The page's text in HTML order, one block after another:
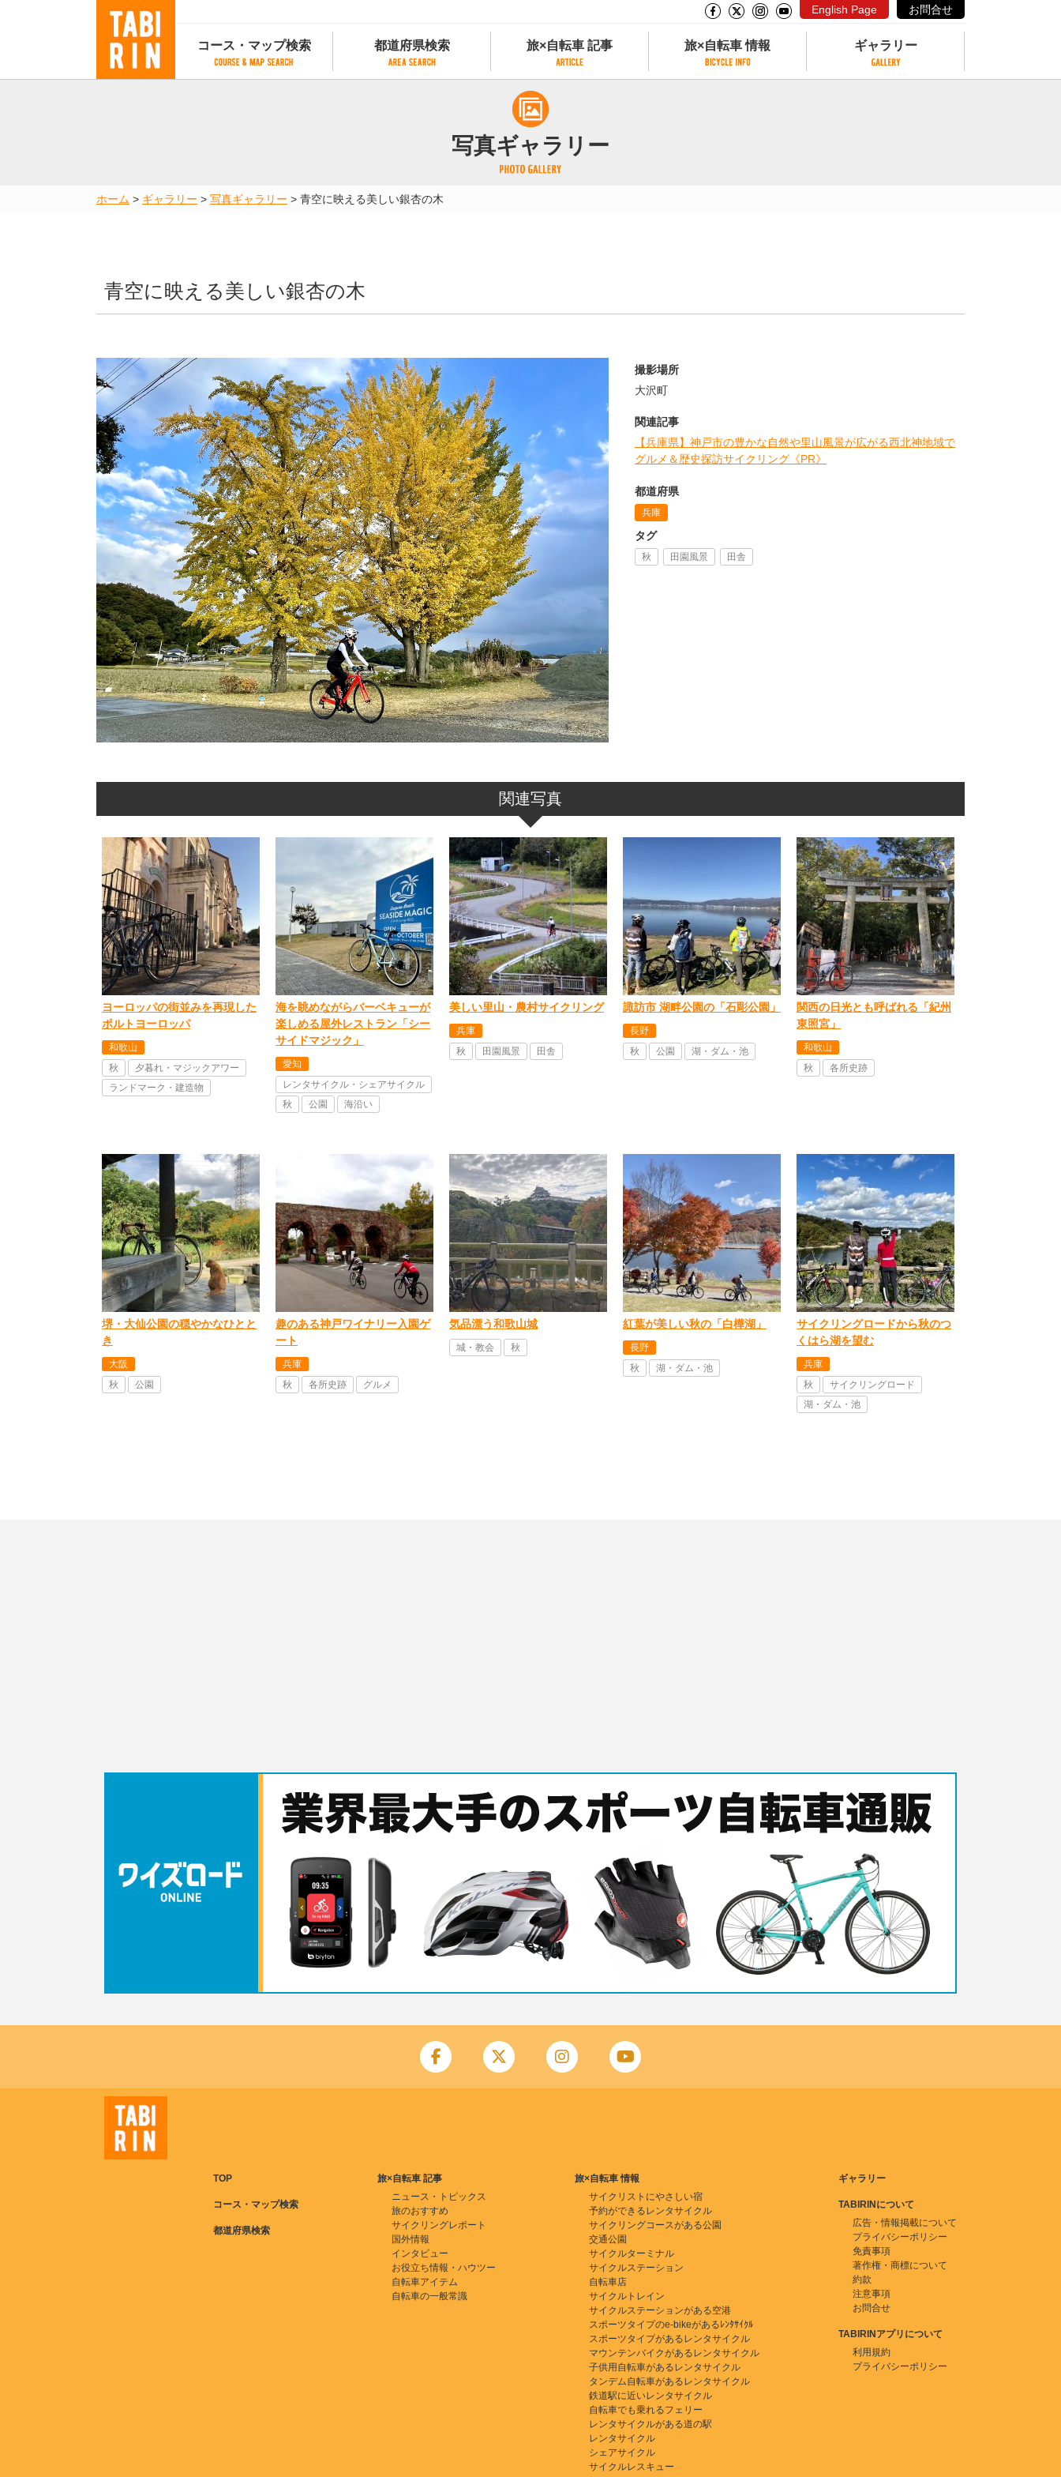
English Page お問合せ
コース・マップ検索
地図から検索
都道府県検索
都道府県別サイクリング情報
旅×自転車 記事
旅×自転車 記事
記事一覧
カテゴリから探す
旅×自転車 情報
サイクリストにやさしい宿
サイクルトレイン
ギャラリー
写真ギャラリー
ホーム > ギャラリー > 写真ギャラリー > 青空に映える美しい銀杏の木
青空に映える美しい銀杏の木
撮影場所
大沢町
関連記事
【兵庫県】神戸市の豊かな自然や里山風景が広がる西北神地域で
グルメ＆歴史探訪サイクリング《PR》
都道府県
兵庫
タグ
秋 田園風景 田舎
関連写真
ヨーロッパの街並みを再現した
ポルトヨーロッパ
和歌山
秋
夕暮れ・マジックアワー
ランドマーク・建造物
海を眺めながらバーベキューが
楽しめる屋外レストラン「シー
サイドマジック」
愛知
レンタサイクル・シェアサイクル
秋
公園 海沿い
美しい里山・農村サイクリング
兵庫
秋
田園風景 田舎
諏訪市 湖畔公園の「石彫公園」
長野
秋
公園 湖・ダム・池
関西の日光とも呼ばれる「紀州
東照宮」
和歌山
秋
各所史跡
堺・大仙公園の穏やかなひとと
き
大阪
秋
公園
趣のある神戸ワイナリー入園ゲ
ート
兵庫
秋
各所史跡 グルメ
気品漂う和歌山城
城・教会 秋
紅葉が美しい秋の「白樺湖」
長野
秋
湖・ダム・池
サイクリングロードから秋のつ
くはら湖を望む
兵庫
秋
サイクリングロード
湖・ダム・池
TOP
コース・マップ検索
都道府県検索
旅×自転車 記事
ニュース・トピックス
旅のおすすめ
サイクリングレポート
国外情報
インタビュー
お役立ち情報・ハウツー
自転車アイテム
自転車の一般常識
旅×自転車 情報
サイクリストにやさしい宿
予約ができるレンタサイクル
サイクリングコースがある公園
交通公園
サイクルターミナル
サイクルステーション
自転車店
サイクルトレイン
サイクルステーションがある空港
スポーツタイプのe-bikeがあるﾚﾝﾀｻｲｸﾙ
スポーツタイプがあるレンタサイクル
マウンテンバイクがあるレンタサイクル
子供用自転車があるレンタサイクル
タンデム自転車があるレンタサイクル
鉄道駅に近いレンタサイクル
自転車でも乗れるフェリー
レンタサイクルがある道の駅
レンタサイクル
シェアサイクル
サイクルレスキュー
ギャラリー
TABIRINについて
広告・情報掲載について
プライバシーポリシー
免責事項
著作権・商標について
約款
注意事項
お問合せ
TABIRINアプリについて
利用規約
プライバシーポリシー